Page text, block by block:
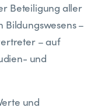
Beteiligung aller
Bildungswesens –
– auf
und
und